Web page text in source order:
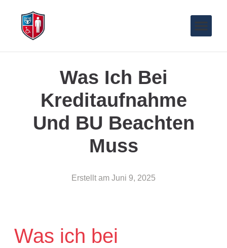
Was Ich Bei
Kreditaufnahme
Und BU Beachten
Muss
Erstellt am Juni 9, 2025
Was ich bei